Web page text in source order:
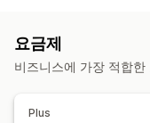
주문 관리
요금제
비즈니스에 가장 적합
Plus